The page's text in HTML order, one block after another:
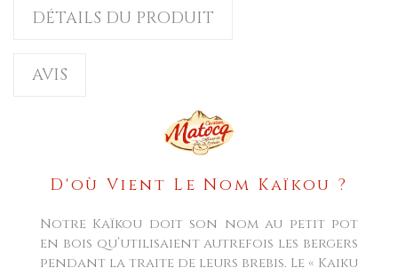
DÉTAILS DU PRODUIT
AVIS
D'où Vient Le Nom Kaïkou ?
Notre Kaïkou doit son nom au petit pot
en bois qu’utilisaient autrefois les bergers
pendant la traite de leurs brebis. Le « Kaiku